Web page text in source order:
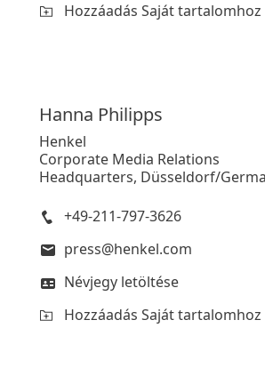
Hozzáadás Saját tartalomhoz
Hanna Philipps
Henkel
Corporate Media Relations
Headquarters, Düsseldorf/
+49-211-797-3626
press@henkel.com
Névjegy letöltése
Hozzáadás Saját tartalomhoz